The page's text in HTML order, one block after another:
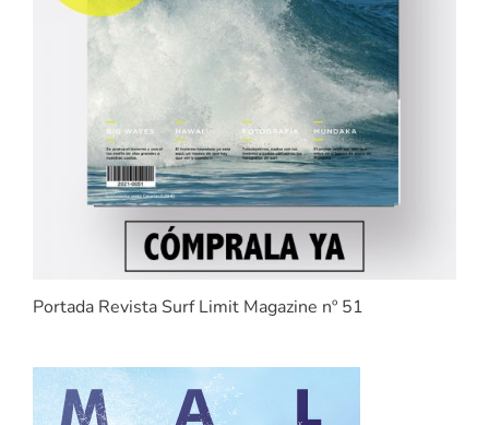
Portada Revista Surf Limit Magazine nº 51